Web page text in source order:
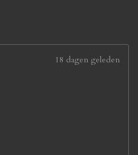
18 dagen geleden